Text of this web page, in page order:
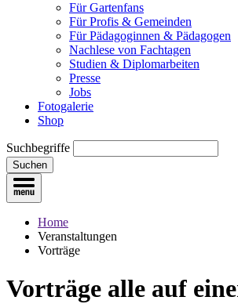
Für Gartenfans
Für Profis & Gemeinden
Für Pädagoginnen & Pädagogen
Nachlese von Fachtagen
Studien & Diplomarbeiten
Presse
Jobs
Fotogalerie
Shop
Suchbegriffe
Suchen
Home
Veranstaltungen
Vorträge
Vorträge alle auf